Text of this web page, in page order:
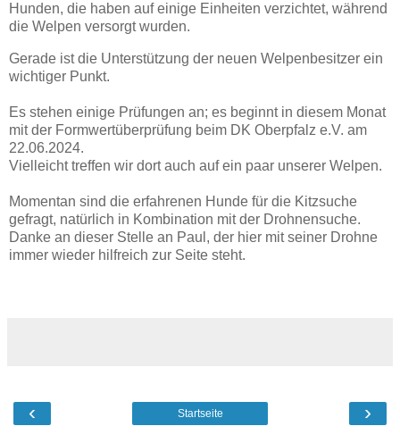
Hunden, die haben auf einige Einheiten verzichtet, während
die Welpen versorgt wurden.
Gerade ist die Unterstützung der neuen Welpenbesitzer ein
wichtiger Punkt.
Es stehen einige Prüfungen an; es beginnt in diesem Monat
mit der Formwertüberprüfung beim DK Oberpfalz e.V. am
22.06.2024.
Vielleicht treffen wir dort auch auf ein paar unserer Welpen.
Momentan sind die erfahrenen Hunde für die Kitzsuche
gefragt, natürlich in Kombination mit der Drohnensuche.
Danke an dieser Stelle an Paul, der hier mit seiner Drohne
immer wieder hilfreich zur Seite steht.
‹ ›
Startseite